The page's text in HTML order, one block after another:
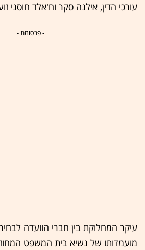
עורכי הדין, אילנה סקר וח'אלד חוסני
- פרסומת -
עיקר המחלוקת בין חברי הוועדה
מועמדותו של נשיא בית המשפט